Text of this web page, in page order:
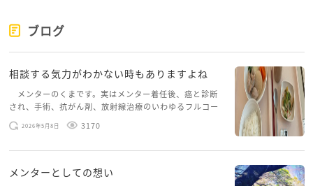
ブログ
相談する気力がわかない時もありますよね
メンターのくまです。実はメンター着任後、癌と診断
され、手術、抗がん剤、放射線治療のいわゆるフルコー
スを体験していて、しばらくメンターカフェに来られて
いませんでした。体力だけでなく、気力も落ちパソコン
2026年5月8日 3170
メンターとしての想い